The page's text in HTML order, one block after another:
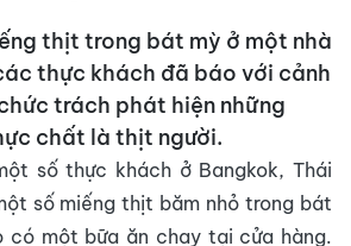
thịt trong bát mỳ ở một nhà
thực khách đã báo với cảnh
trách phát hiện những
chất là thịt người.
số thực khách ở Bangkok, Thái
số miếng thịt băm nhỏ trong bát
có một bữa ăn chay tại cửa hàng.